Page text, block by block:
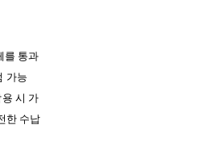
를 통과
가능
시 가
한 수납